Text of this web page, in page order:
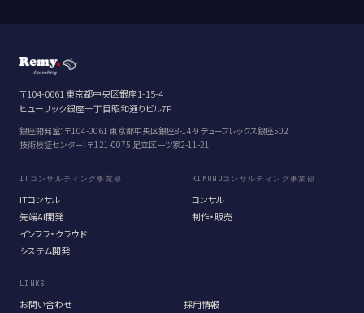
〒104-0061 東京都中央区銀座1-15-4
ヒューリック銀座一丁目昭和通りビル7F
銀座開発室：〒104-0061 東京都中央区銀座8-14-9 デュープレックス銀座502
技術検証センター：〒121-0075 足立区一ツ家2-11-21
ITコンサルティング事業部
ITコンサル
先端AI開発
インフラ・クラウド
システム開発
KIMONOコンサルティング事業部
コンサル
制作・販売
LINKS
お問い合わせ 採用情報